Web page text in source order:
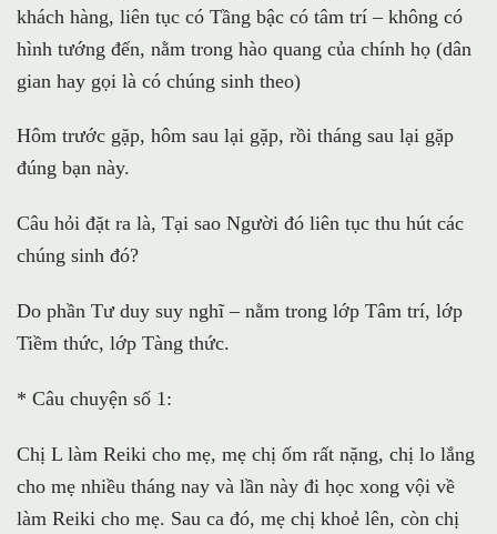
khách hàng, liên tục có Tầng bậc có tâm trí – không có
hình tướng đến, nằm trong hào quang của chính họ (dân
gian hay gọi là có chúng sinh theo)
Hôm trước gặp, hôm sau lại gặp, rồi tháng sau lại gặp
đúng bạn này.
Câu hỏi đặt ra là, Tại sao Người đó liên tục thu hút các
chúng sinh đó?
Do phần Tư duy suy nghĩ – nằm trong lớp Tâm trí, lớp
Tiềm thức, lớp Tàng thức.
* Câu chuyện số 1:
Chị L làm Reiki cho mẹ, mẹ chị ốm rất nặng, chị lo lắng
cho mẹ nhiều tháng nay và lần này đi học xong vội về
làm Reiki cho mẹ. Sau ca đó, mẹ chị khoẻ lên, còn chị